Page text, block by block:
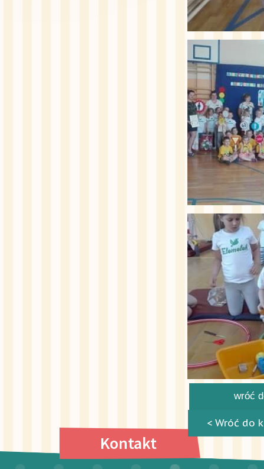
< Wróć do
Kontakt
wróć